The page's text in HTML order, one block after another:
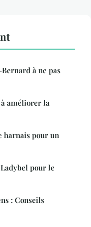
à ne pas
améliorer la
harnais pour un
pour le
: Conseils